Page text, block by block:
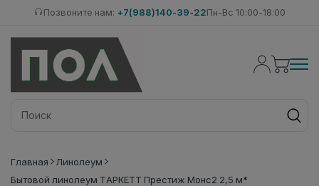
Позвоните нам: +7(988)140-39-22Пн-Вс 10:00-18:00
Главная
Линолеум
Бытовой линолеум ТАРКЕТТ Престиж Монс2 2,5 м*